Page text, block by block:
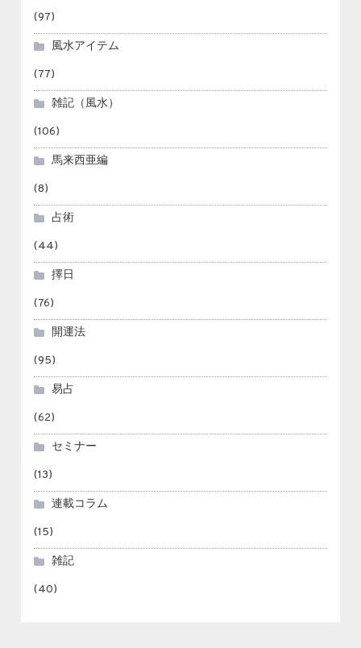
(97)
風水アイテム
(77)
雑記（風水）
(106)
馬来西亜編
(8)
占術
(44)
擇日
(76)
開運法
(95)
易占
(62)
セミナー
(13)
連載コラム
(15)
雑記
(40)